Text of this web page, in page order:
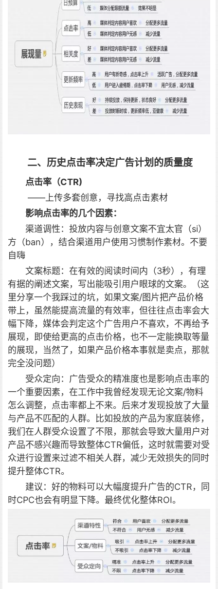
二、历史点击率决定广告计划的质量度
点击率（CTR)
——上传多套创意，寻找高点击素材
影响点击率的几个因素：
渠道调性：投放内容与创意文案不宜太官（si）
方（ban），结合渠道用户使用习惯制作素材。不要
自嗨
文案标题：在有效的阅读时间内（3秒），有理
有据的阐述文案，写出能吸引用户眼球的文案。（这
里分享一个我踩过的坑，如果文案/图片把产品价格
带上，虽然能提高流量的有效率，但往往点击率会大
幅下降，媒体会判定这个广告用户不喜欢，不再给予
展现，即使给更高的点击价格，也不一定能换取等量
的展现，当然了，如果产品价格本事就是卖点，那就
完全没问题）
受众定向：广告受众的精准度也是影响点击率的
一个重要因素，在工作中我曾经发现无论文案/物料
怎么调整，点击率都上不来。后来才发现投放了大量
与产品不匹配的人群。比如投放的产品为家庭装修，
我们在人群受众设置了不限，那就会导致大量用户对
产品不感兴趣而导致整体CTR偏低，这时就需要对受
众进行设置来过滤不相关人群，减少无效损失的同时
提升整体CTR。
建议：好的物料可以大幅度提升广告的CTR，同
时CPC也会有明显下降。最终优化整体ROI。